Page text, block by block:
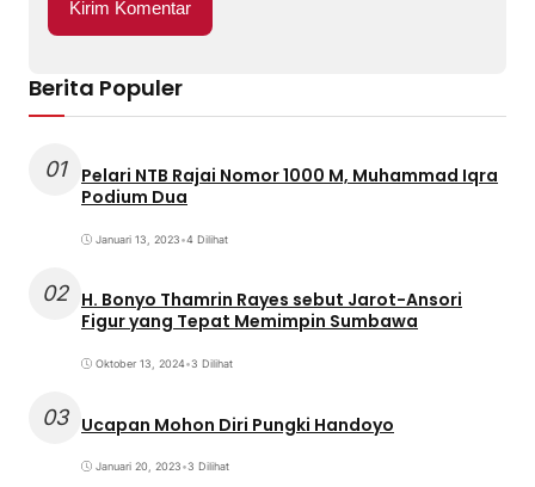
Berita Populer
01
Pelari NTB Rajai Nomor 1000 M, Muhammad Iqra
Podium Dua
Januari 13, 2023•4 Dilihat
02 H. Bonyo Thamrin Rayes sebut Jarot-Ansori
Figur yang Tepat Memimpin Sumbawa
Oktober 13, 2024•3 Dilihat
03 Ucapan Mohon Diri Pungki Handoyo
Januari 20, 2023•3 Dilihat